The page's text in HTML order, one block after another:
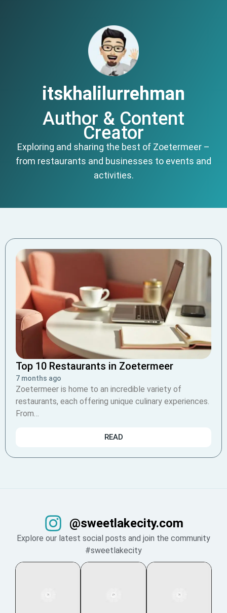
itskhalilurrehman
Author & Content
Creator
Exploring and sharing the best of Zoetermeer –
from restaurants and businesses to events and
activities.
Top 10 Restaurants in Zoetermeer
7 months ago
Zoetermeer is home to an incredible variety of
restaurants, each offering unique culinary experiences.
From…
READ
@sweetlakecity.com
Explore our latest social posts and join the community
#sweetlakecity